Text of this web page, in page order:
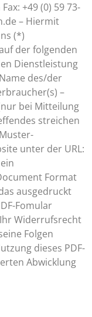
+49 (0) 59 73-
– Hiermit
(*)
der folgenden
Dienstleistung
des/der
–
bei Mitteilung
streichen
unter der URL:
Format
ausgedruckt
Fomular
Widerrufsrecht
Folgen
dieses PDF-
Abwicklung